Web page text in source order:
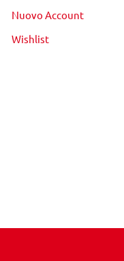
Nuovo Account
Wishlist